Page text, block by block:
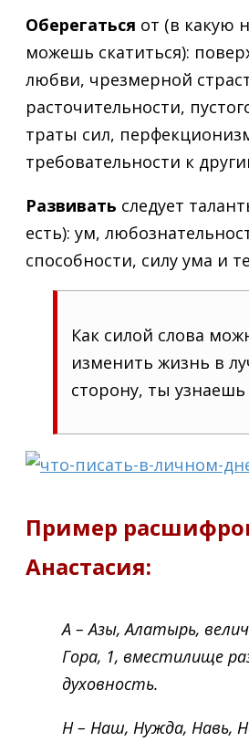
Оберегаться от (в какую
можешь скатиться):
любви, чрезмерной
расточительности,
траты сил,
требовательности к
Развивать следует
есть): ум,
способности, силу ума и
Как силой слова
изменить жизнь в
сторону, ты узнаешь
Пример
Анастасия:
А – Азы, Алатырь,
Гора, 1, вместилище
духовность.
Н – Наш, Нужда, Навь,